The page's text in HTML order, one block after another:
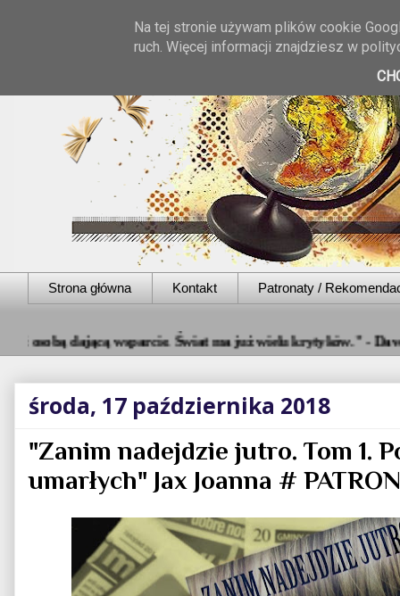
Strona główna Kontakt Patronaty /
dającą wsparcie. Świat ma już wielu krytyków." - Dave Willis ❤
środa, 17 października 2018
"Zanim nadejdzie jutro. Tom 1.
umarłych" Jax Joanna #
Na tej stronie używam plików cookie
ruch. Więcej informacji znajdziesz w